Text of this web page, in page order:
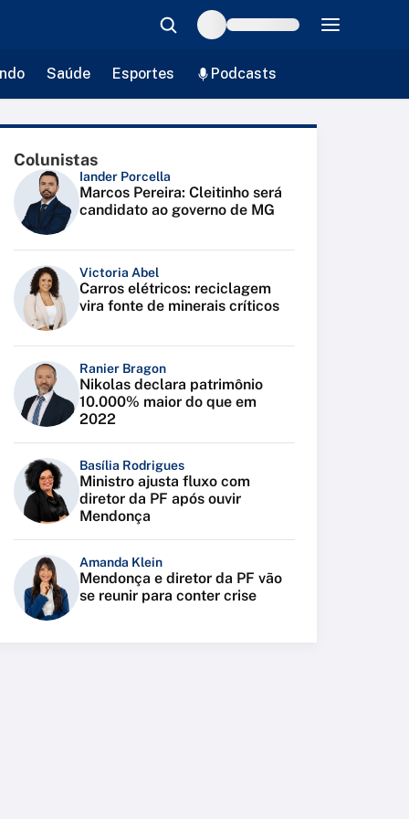
Saúde Esportes Podcasts
Colunistas
Iander Porcella
Marcos Pereira: Cleitinho será
candidato ao governo de MG
Victoria Abel
Carros elétricos: reciclagem
vira fonte de minerais críticos
Ranier Bragon
Nikolas declara patrimônio
10.000% maior do que em
2022
Basília Rodrigues
Ministro ajusta fluxo com
diretor da PF após ouvir
Mendonça
Amanda Klein
Mendonça e diretor da PF vão
se reunir para conter crise